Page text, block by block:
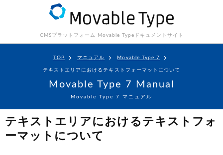
CMSプラットフォーム Movable Type ドキュメントサイト
TOP マニュアル Movable Type 7
テキストエリアにおけるテキストフォーマットについて
Movable Type 7 Manual
Movable Type 7 マニュアル
テキストエリアにおけるテキストフォ
ーマットについて